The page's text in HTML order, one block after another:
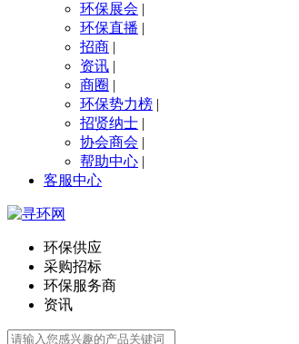
环保展会 |
环保直播 |
招商 |
资讯 |
商圈 |
环保势力榜 |
招贤纳士 |
协会商会 |
帮助中心 |
客服中心
环保供应
采购招标
环保服务商
资讯